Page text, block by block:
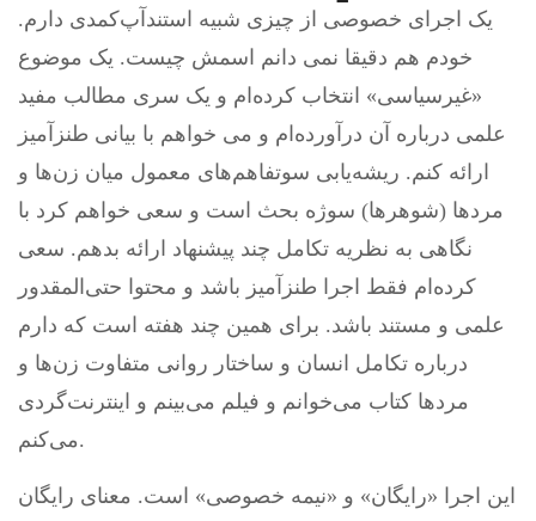
یک اجرای خصوصی از چیزی شبیه استندآپ‌کمدی دارم.
خودم هم دقیقا نمی دانم اسمش چیست. یک موضوع
«غیرسیاسی» انتخاب کرده‌ام و یک سری مطالب مفید
علمی درباره آن درآورده‌ام و می خواهم با بیانی طنزآمیز
ارائه کنم. ریشه‌یابی سوتفاهم‌های معمول میان زن‌ها و
مردها (شوهرها) سوژه بحث است و سعی خواهم کرد با
نگاهی به نظریه تکامل چند پیشنهاد ارائه بدهم. سعی
کرده‌ام فقط اجرا طنزآمیز باشد و محتوا حتی‌المقدور
علمی و مستند باشد. برای همین چند هفته است که دارم
درباره تکامل انسان‌ و ساختار روانی متفاوت زن‌ها و
مردها کتاب می‌خوانم و فیلم می‌بینم و اینترنت‌گردی
می‌کنم.
این اجرا «رایگان» و «نیمه خصوصی» است. معنای رایگان